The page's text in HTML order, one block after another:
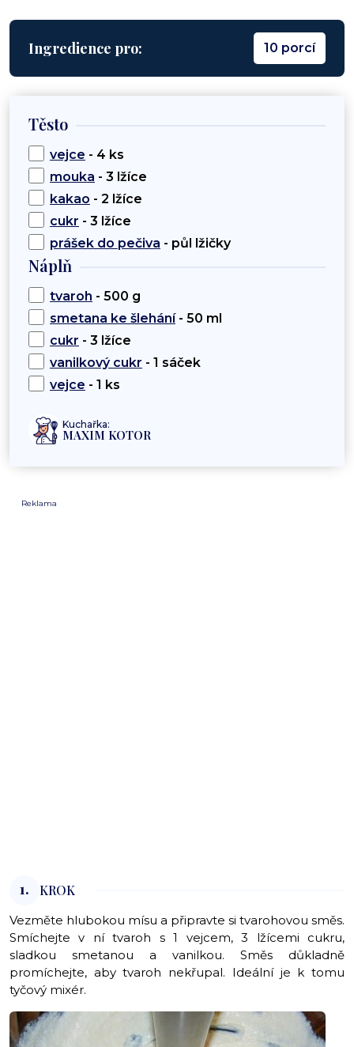
Ingredience pro: 10 porcí
Těsto
vejce - 4 ks
mouka - 3 lžíce
kakao - 2 lžíce
cukr - 3 lžíce
prášek do pečiva - půl lžičky
Náplň
tvaroh - 500 g
smetana ke šlehání- 50 ml
cukr - 3 lžíce
vanilkový cukr - 1 sáček
vejce - 1 ks
Kuchařka:
MAXIM KOTOR
Reklama
1. KROK
Vezměte hlubokou mísu a připravte si tvarohovou směs.
Smíchejte v ní tvaroh s 1 vejcem, 3 lžícemi cukru,
sladkou smetanou a vanilkou. Směs důkladně
promíchejte, aby tvaroh nekřupal. Ideální je k tomu
tyčový mixér.